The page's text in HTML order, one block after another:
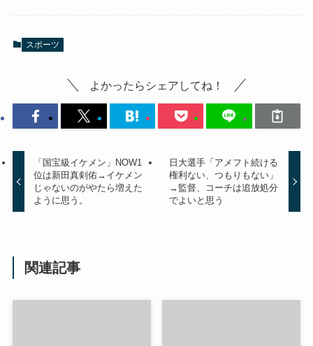
スポーツ
よかったらシェアしてね！
「国宝級イケメン」NOW1
位は新田真剣佑→イケメン
じゃないのがやたら増えた
ように思う。
日大選手「アメフト続ける
権利ない、つもりもない」
→監督、コーチは追放処分
でよいと思う
関連記事